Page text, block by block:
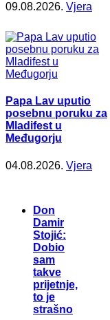
09.08.2026. Vjera
Papa Lav uputio
posebnu poruku za
Mladifest u
Međugorju
04.08.2026. Vjera
Don
Damir
Stojić:
Dobio
sam
takve
prijetnje,
to je
strašno